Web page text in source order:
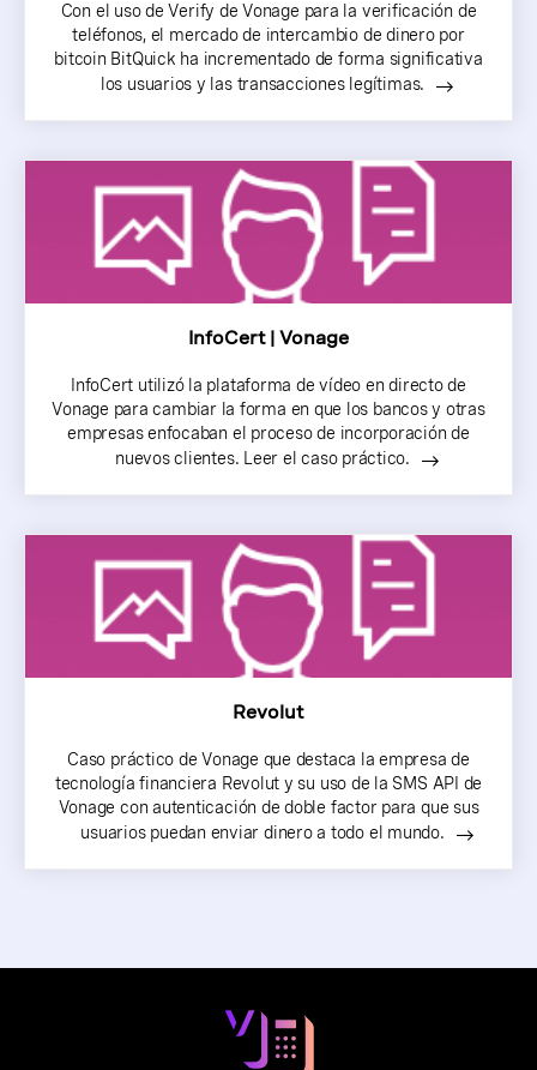
Con el uso de Verify de Vonage para la verificación de
teléfonos, el mercado de intercambio de dinero por
bitcoin BitQuick ha incrementado de forma significativa
los usuarios y las transacciones legítimas.
InfoCert | Vonage
InfoCert utilizó la plataforma de vídeo en directo de
Vonage para cambiar la forma en que los bancos y otras
empresas enfocaban el proceso de incorporación de
nuevos clientes. Leer el caso práctico.
Revolut
Caso práctico de Vonage que destaca la empresa de
tecnología financiera Revolut y su uso de la SMS API de
Vonage con autenticación de doble factor para que sus
usuarios puedan enviar dinero a todo el mundo.